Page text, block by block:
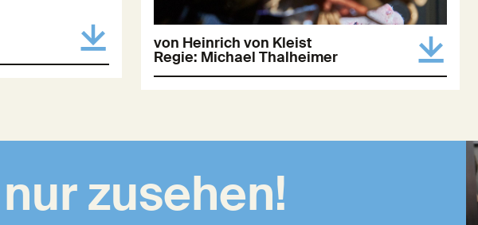
von Heinrich von Kleist
Regie: Michael Thalheimer
zusehen!